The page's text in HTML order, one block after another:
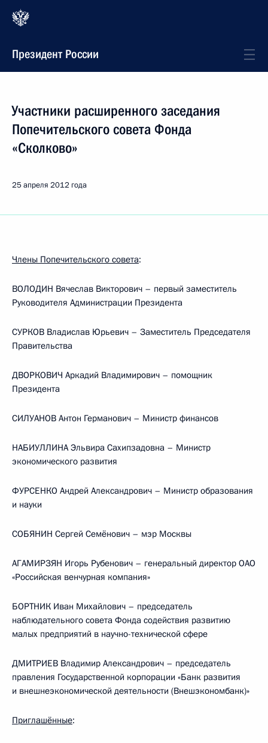
Президент России
Участники расширенного заседания
Попечительского совета Фонда
«Сколково»
25 апреля 2012 года
Члены Попечительского совета:
ВОЛОДИН Вячеслав Викторович – первый заместитель
Руководителя Администрации Президента
СУРКОВ Владислав Юрьевич – Заместитель Председателя
Правительства
ДВОРКОВИЧ Аркадий Владимирович – помощник
Президента
СИЛУАНОВ Антон Германович – Министр финансов
НАБИУЛЛИНА Эльвира Сахипзадовна – Министр
экономического развития
ФУРСЕНКО Андрей Александрович – Министр образования
и науки
СОБЯНИН Сергей Семёнович – мэр Москвы
АГАМИРЗЯН Игорь Рубенович – генеральный директор ОАО
«Российская венчурная компания»
БОРТНИК Иван Михайлович – председатель
наблюдательного совета Фонда содействия развитию
малых предприятий в научно-технической сфере
ДМИТРИЕВ Владимир Александрович – председатель
правления Государственной корпорации «Банк развития
и внешнеэкономической деятельности (Внешэкономбанк)»
Приглашённые: